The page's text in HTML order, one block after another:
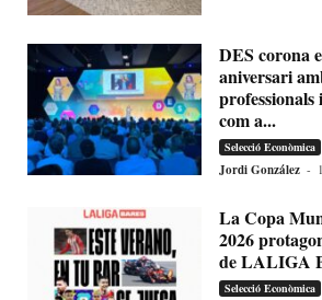
DES corona
aniversari
com a...
Selecció Econòmica
Jordi González -
La Copa
2026
de LALIGA
Selecció Econòmica